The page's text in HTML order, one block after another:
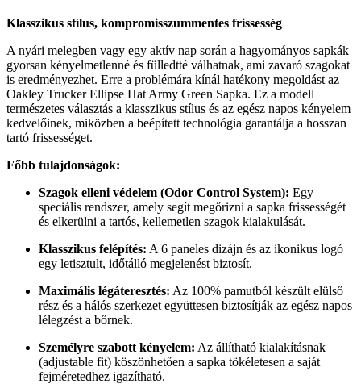
Klasszikus stílus, kompromisszummentes frissesség
A nyári melegben vagy egy aktív nap során a hagyományos sapkák
gyorsan kényelmetlenné és fülledtté válhatnak, ami zavaró szagokat
is eredményezhet. Erre a problémára kínál hatékony megoldást az
Oakley Trucker Ellipse Hat Army Green Sapka. Ez a modell
természetes választás a klasszikus stílus és az egész napos kényelem
kedvelőinek, miközben a beépített technológia garantálja a hosszan
tartó frissességet.
Főbb tulajdonságok:
Szagok elleni védelem (Odor Control System): Egy
speciális rendszer, amely segít megőrizni a sapka frissességét
és elkerülni a tartós, kellemetlen szagok kialakulását.
Klasszikus felépítés: A 6 paneles dizájn és az ikonikus logó
egy letisztult, időtálló megjelenést biztosít.
Maximális légáteresztés: Az 100% pamutból készült elülső
rész és a hálós szerkezet együttesen biztosítják az egész napos
lélegzést a bőrnek.
Személyre szabott kényelem: Az állítható kialakításnak
(adjustable fit) köszönhetően a sapka tökéletesen a saját
fejméretedhez igazítható.